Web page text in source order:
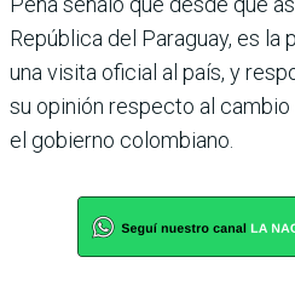
República del Paraguay, es la
una visita oficial al país, y
su opinión respecto al
el gobierno colombiano.